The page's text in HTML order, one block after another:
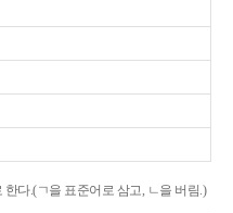
한다.(ㄱ을 표준어로 삼고, ㄴ을 버림.)